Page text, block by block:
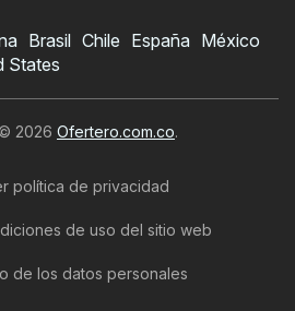
Brasil Chile España México
States
2026 Ofertero.com.co.
política de privacidad
de uso del sitio web
de los datos personales